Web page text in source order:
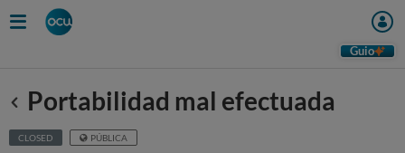
Guio
Anterior
Portabilidad mal efectuada
CLOSED PÚBLICA